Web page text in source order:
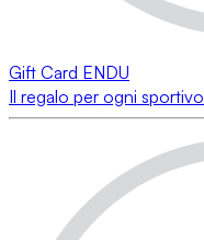
Gift Card ENDU
Il regalo per ogni sportivo